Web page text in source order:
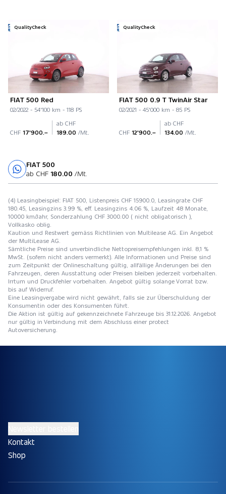
QualityCheck
FIAT 500 Red
02/2022 - 54'100 km - 118 PS
CHF 17'900.–
ab CHF
189.00 /Mt.
QualityCheck
FIAT 500 0.9 T TwinAir Star
02/2021 - 45'000 km - 85 PS
CHF 12'900.–
ab CHF
134.00 /Mt.
FIAT 500
ab CHF 180.00 /Mt.
(4) Leasingbeispiel: FIAT 500, Listenpreis CHF 15900.0, Leasingrate CHF
180.45, Leasingzins 3.99 %, eff. Leasingzins 4.06 %, Laufzeit 48 Monate,
10000 km/Jahr, Sonderzahlung CHF 3000.00 ( nicht obligatorisch ),
Vollkasko oblig.
Kaution und Restwert gemäss Richtlinien von Multilease AG. Ein Angebot
der MultiLease AG.
Sämtliche Preise sind unverbindliche Nettopreisempfehlungen inkl. 8,1 %
MwSt. (sofern nicht anders vermerkt). Alle Informationen und Preise sind
zum Zeitpunkt der Onlineschaltung gültig, allfällige Änderungen bei den
Fahrzeugen, deren Ausstattung oder Preisen bleiben jederzeit vorbehalten.
Irrtum und Druckfehler vorbehalten. Angebot gültig solange Vorrat bzw.
bis auf Widerruf.
Eine Leasingvergabe wird nicht gewährt, falls sie zur Überschuldung der
Konsumentin oder des Konsumenten führt.
Die Aktion ist gültig auf gekennzeichnete Fahrzeuge bis 31.12.2026. Angebot
nur gültig in Verbindung mit dem Abschluss einer protect
Autoversicherung.
Kontakt
Shop